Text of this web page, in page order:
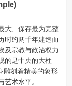
大、保存最为完整
时约两千年建造而
及宗教与政治权力
的是中央的大柱
雕刻着精美的象形
术水平。